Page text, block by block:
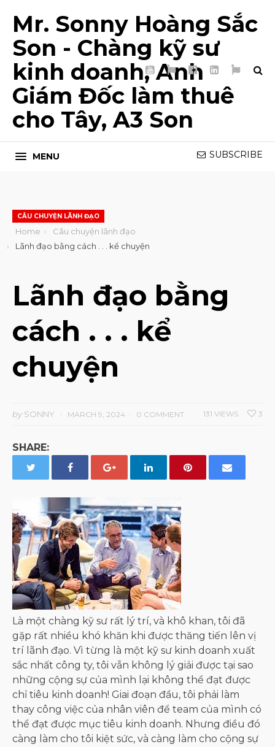
YouTube
TikTokFacebookLinkedIn
My
Mr. Sonny Hoàng Sắc
Son - Chàng kỹ sư
kinh doanh, Anh
Giám Đốc làm thuê
cho Tây, A3 Son
MENU SUBSCRIBE
CÂU CHUYỆN LÃNH ĐẠO
Home
Câu chuyện lãnh đạo
Lãnh đạo bằng cách . . . kể chuyện
Lãnh đạo bằng
cách . . . kể
chuyện
bySONNY MARCH 9, 2024 0 COMMENT 3
131 VIEWS
SHARE:
Là một chàng kỹ sư rất lý trí, và khô khan, tôi đã
gặp rất nhiều khó khăn khi được thăng tiến lên vị
trí lãnh đạo. Vì từng là một kỹ sư kinh doanh xuất
sắc nhất công ty, tôi vẫn không lý giải được tại sao
những cộng sự của mình lại không thể đạt được
chỉ tiêu kinh doanh! Giai đoạn đầu, tôi phải làm
thay công việc của nhân viên để team của mình có
thể đạt được mục tiêu kinh doanh. Nhưng điều đó
càng làm cho tôi kiệt sức, và càng làm cho cộng sự